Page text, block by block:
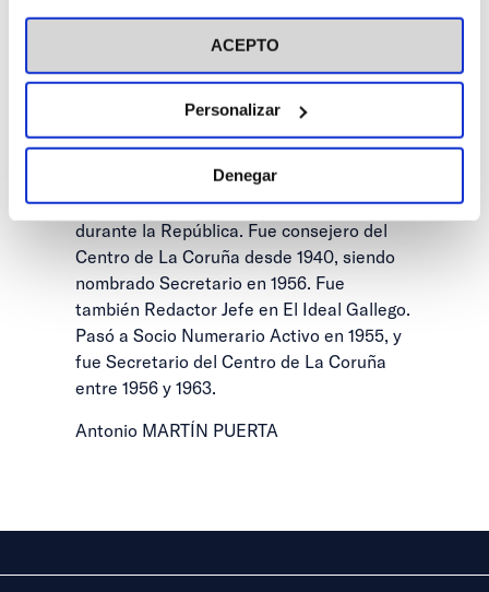
visitar nuestra Política de Cookies
ACEPTO
Personalizar
Denegar
desde 1945. Fue Presidente de la Sociedad
Mixta Protectora de la Grande Obra de
Atocha. Ingresó en el Centro de La Coruña
de la ACN de P el 3 de enero de 1928,
recibiendo la insignia el 30 de junio de
1935. Fue miembro fundador de la
Juventud de Acción Católica en La Coruña
y organizador de asambleas regionales
durante la República. Fue consejero del
Centro de La Coruña desde 1940, siendo
nombrado Secretario en 1956. Fue
también Redactor Jefe en El Ideal Gallego.
Pasó a Socio Numerario Activo en 1955, y
fue Secretario del Centro de La Coruña
entre 1956 y 1963.
Antonio MARTÍN PUERTA